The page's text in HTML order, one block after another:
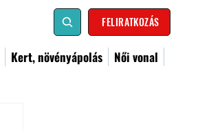
FELIRATKOZÁS
Kert, növényápolás
Női vonal